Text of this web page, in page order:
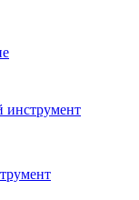
инструмент